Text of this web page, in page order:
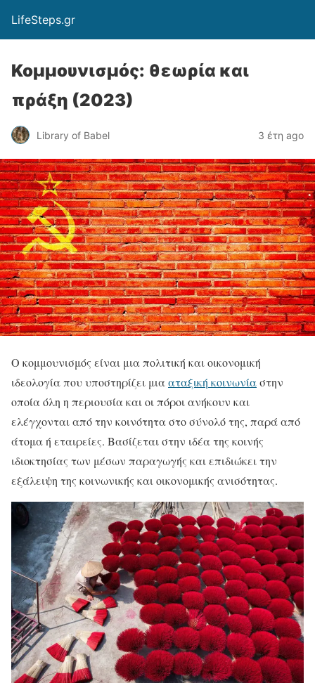
LifeSteps.gr
Κομμουνισμός: θεωρία και
πράξη (2023)
Library of Babel 3 έτη ago
Ο κομμουνισμός είναι μια πολιτική και οικονομική
ιδεολογία που υποστηρίζει μιααταξική κοινωνίαστην
οποία όλη η περιουσία και οι πόροι ανήκουν και
ελέγχονται από την κοινότητα στο σύνολό της, παρά από
άτομα ή εταιρείες. Βασίζεται στην ιδέα της κοινής
ιδιοκτησίας των μέσων παραγωγής και επιδιώκει την
εξάλειψη της κοινωνικής και οικονομικής ανισότητας.